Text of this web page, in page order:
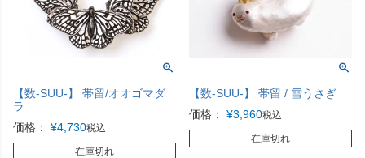
【数-SUU-】 帯留/オオゴマダ
ラ
価格：
¥4,730税込
在庫切れ
【数-SUU-】 帯留 / 雪うさぎ
価格：
¥3,960税込
在庫切れ